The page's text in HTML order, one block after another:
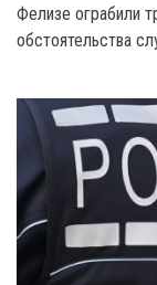
Фелизе ограбили
обстоятельства